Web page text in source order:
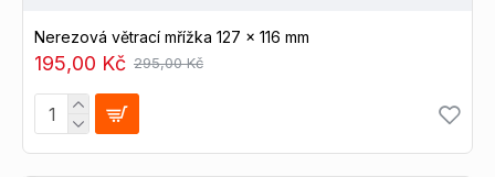
Nerezová větrací mřížka 127 x 116 mm
195,00 Kč 295,00 Kč